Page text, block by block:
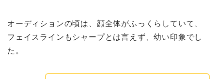
オーディションの頃は、顔全体がふっくらしていて、
フェイスラインもシャープとは言えず、幼い印象でし
た。